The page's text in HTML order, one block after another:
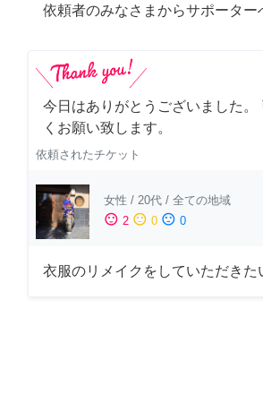
依頼者のみなさまからサポーター
今日はありがとうございました。
くお願い致します。
依頼されたチケット
女性 / 20代 / 全ての地域
sentiment_satisfied 2 sentiment_neutral 0 sentiment_dissatisfied 0
衣服のリメイクをしていただきた